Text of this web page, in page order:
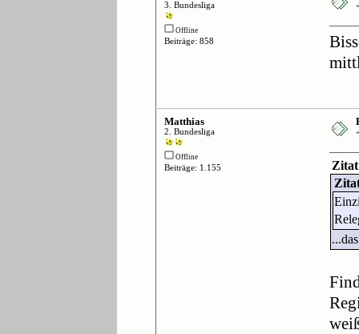
3. Bundesliga
Offline
Beiträge: 858
Matthias
2. Bundesliga
Offline
Beiträge: 1.155
Zitat